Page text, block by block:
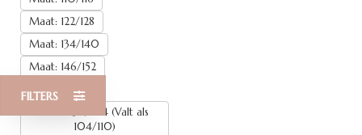
FILTERS
Maat: 122/128
Maat: 134/140
Maat: 146/152
Maat: 158/164
Maat: 98/104 (Valt als
104/110)